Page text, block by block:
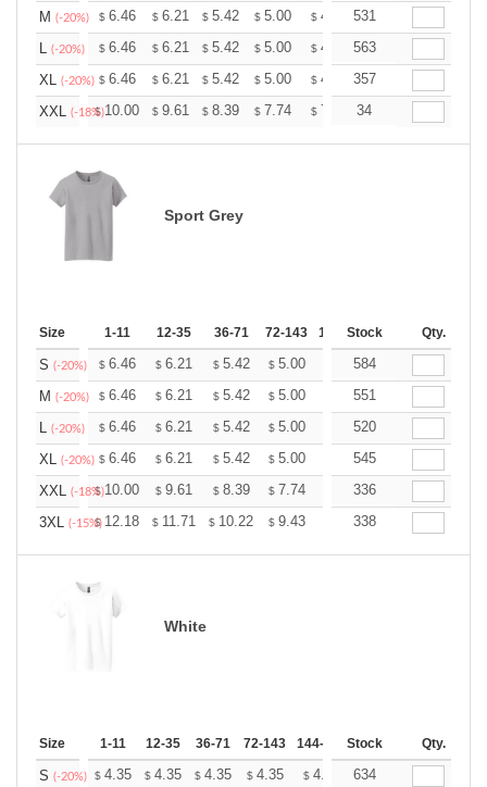
M (-20%) $ 6.46 $ 6.21 $ 5.42 $ 5.00 $ 4.75 $
531
L (-20%) $ 6.46 $ 6.21 $ 5.42 $ 5.00 $ 4.75 $
563
XL (-20%) $ 6.46 $ 6.21 $ 5.42 $ 5.00 $ 4.75 $
357
XXL (-18%)
$10.00 $ 9.61 $ 8.39 $ 7.74 $ 7.35 $
34
Sport Grey
Size 1-11 12-35 36-71 72-143 144-287 288 + More
Stock Qty.
S (-20%) $ 6.46 $ 6.21 $ 5.42 $ 5.00 4.75584
M (-20%) $ 6.46 $ 6.21 $ 5.42 $ 5.00 4.75551
L (-20%) $ 6.46 $ 6.21 $ 5.42 $ 5.00 4.75520
XL (-20%) $ 6.46 $ 6.21 $ 5.42 $ 5.00 4.75545
XXL (-18%)
$10.00 $ 9.61 $ 8.39 $ 7.74 7.35336
3XL (-15%)
$ 12.18 $ 11.71 $ 10.22 $ 9.43 8.96338
White
Size 1-11 12-35 36-71 72-143 144-287 288 + More
Stock Qty.
S (-20%) $ 4.35 $ 4.35 $ 4.35 $ 4.35 $ 4.35 $4.35
634